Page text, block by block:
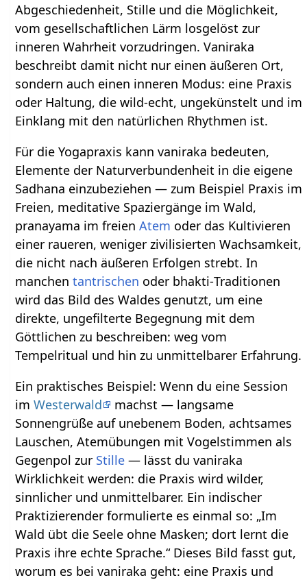
Abgeschiedenheit, Stille und die Möglichkeit,
vom gesellschaftlichen Lärm losgelöst zur
inneren Wahrheit vorzudringen. Vaniraka
beschreibt damit nicht nur einen äußeren Ort,
sondern auch einen inneren Modus: eine Praxis
oder Haltung, die wild‑echt, ungekünstelt und im
Einklang mit den natürlichen Rhythmen ist.
Für die Yogapraxis kann vaniraka bedeuten,
Elemente der Naturverbundenheit in die eigene
Sadhana einzubeziehen — zum Beispiel Praxis im
Freien, meditative Spaziergänge im Wald,
pranayama im freienAtem oder das Kultivieren
einer raueren, weniger zivilisierten Wachsamkeit,
die nicht nach äußeren Erfolgen strebt. In
manchentantrischen oder bhakti‑Traditionen
wird das Bild des Waldes genutzt, um eine
direkte, ungefilterte Begegnung mit dem
Göttlichen zu beschreiben: weg vom
Tempelritual und hin zu unmittelbarer Erfahrung.
Ein praktisches Beispiel: Wenn du eine Session
imWesterwald
machst — langsame
Sonnengrüße auf unebenem Boden, achtsames
Lauschen, Atemübungen mit Vogelstimmen als
Gegenpol zur Stille — lässt du vaniraka
Wirklichkeit werden: die Praxis wird wilder,
sinnlicher und unmittelbarer. Ein indischer
Praktizierender formulierte es einmal so: „Im
Wald übt die Seele ohne Masken; dort lernt die
Praxis ihre echte Sprache.“ Dieses Bild fasst gut,
worum es bei vaniraka geht: eine Praxis und